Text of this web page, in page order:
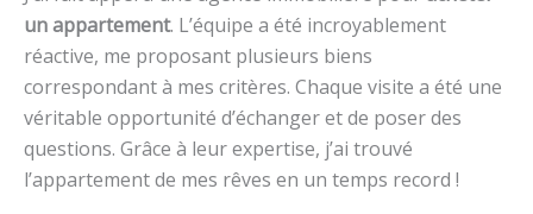
un appartement. L’équipe a été incroyablement
réactive, me proposant plusieurs biens
correspondant à mes critères. Chaque visite a été une
véritable opportunité d’échanger et de poser des
questions. Grâce à leur expertise, j’ai trouvé
l’appartement de mes rêves en un temps record !